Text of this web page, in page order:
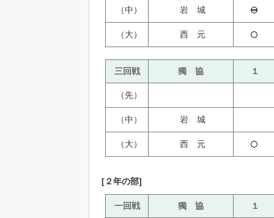
（中） 岩 城
（大） 西 元
三回戦 獨 協 １
（先）
（中） 岩 城
（大） 西 元
[２年の部]
一回戦 獨 協 １